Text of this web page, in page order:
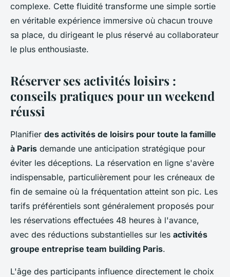
complexe. Cette fluidité transforme une simple sortie
en véritable expérience immersive où chacun trouve
sa place, du dirigeant le plus réservé au collaborateur
le plus enthousiaste.
Réserver ses activités loisirs :
conseils pratiques pour un weekend
réussi
Planifier des activités de loisirs pour toute la famille
à Paris demande une anticipation stratégique pour
éviter les déceptions. La réservation en ligne s'avère
indispensable, particulièrement pour les créneaux de
fin de semaine où la fréquentation atteint son pic. Les
tarifs préférentiels sont généralement proposés pour
les réservations effectuées 48 heures à l'avance,
avec des réductions substantielles sur les activités
groupe entreprise team building Paris.
L'âge des participants influence directement le choix